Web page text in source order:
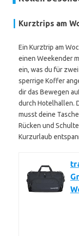
Kurztrips am
Ein Kurztrip am
einen Weekender
ein, was du für
sperrige Koffer
dir das Bewegen
durch Hotelhallen.
musst deine
Rücken und
Kurzurlaub